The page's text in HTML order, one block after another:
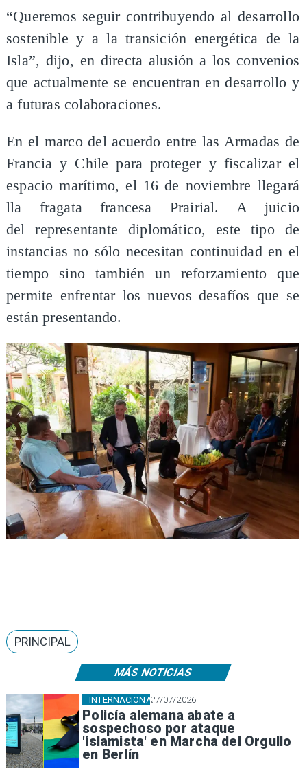
MÁS NOTICIAS
27/07/2026
Policía alemana abate a
sospechoso por ataque
'islamista' en Marcha del Orgullo
en Berlín
INTERNACIONAL
“Queremos seguir contribuyendo al desarrollo
sostenible y a la transición energética de la
Isla”, dijo, en directa alusión a los convenios
que actualmente se encuentran en desarrollo y
a futuras colaboraciones.
En el marco del acuerdo entre las Armadas de
Francia y Chile para proteger y fiscalizar el
espacio marítimo, el 16 de noviembre llegará
lla fragata francesa Prairial. A juicio
del representante diplomático, este tipo de
instancias no sólo necesitan continuidad en el
tiempo sino también un reforzamiento que
permite enfrentar los nuevos desafíos que se
están presentando.
PRINCIPAL